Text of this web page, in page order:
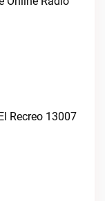
Recreo 13007